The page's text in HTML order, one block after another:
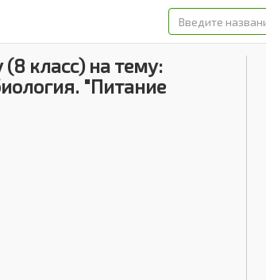
класс) на тему:
"Питание